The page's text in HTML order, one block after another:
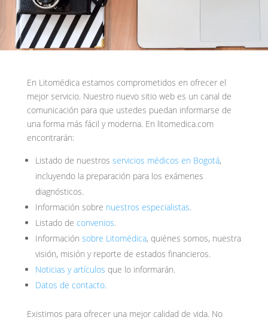
En Litomédica estamos comprometidos en ofrecer el
mejor servicio. Nuestro nuevo sitio web es un canal de
comunicación para que ustedes puedan informarse de
una forma más fácil y moderna. En litomedica.com
encontrarán:
Listado de nuestros servicios médicos en Bogotá,
incluyendo la preparación para los exámenes
diagnósticos.
Información sobre nuestros especialistas.
Listado de convenios.
Información sobre Litomédica, quiénes somos, nuestra
visión, misión y reporte de estados financieros.
Noticias y artículos que lo informarán.
Datos de contacto.
Existimos para ofrecer una mejor calidad de vida. No